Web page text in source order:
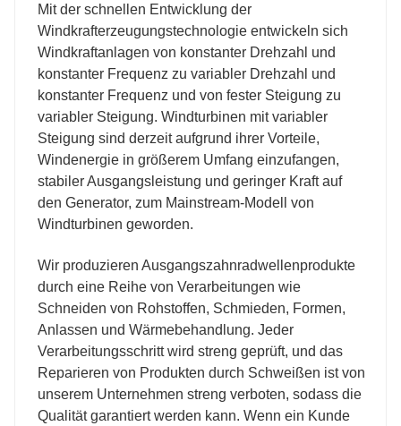
Mit der schnellen Entwicklung der
Windkrafterzeugungstechnologie entwickeln sich
Windkraftanlagen von konstanter Drehzahl und
konstanter Frequenz zu variabler Drehzahl und
konstanter Frequenz und von fester Steigung zu
variabler Steigung. Windturbinen mit variabler
Steigung sind derzeit aufgrund ihrer Vorteile,
Windenergie in größerem Umfang einzufangen,
stabiler Ausgangsleistung und geringer Kraft auf
den Generator, zum Mainstream-Modell von
Windturbinen geworden.
Wir produzieren Ausgangszahnradwellenprodukte
durch eine Reihe von Verarbeitungen wie
Schneiden von Rohstoffen, Schmieden, Formen,
Anlassen und Wärmebehandlung. Jeder
Verarbeitungsschritt wird streng geprüft, und das
Reparieren von Produkten durch Schweißen ist von
unserem Unternehmen streng verboten, sodass die
Qualität garantiert werden kann. Wenn ein Kunde